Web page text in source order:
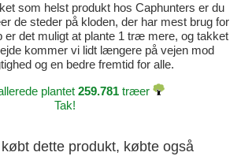
som helst produkt hos Caphunters er du
de steder på kloden, der har mest brug for
det muligt at plante 1 træ mere, og takket
kommer vi lidt længere på vejen mod
og en bedre fremtid for alle.
plantet 259.781 træer
Tak!
dette produkt, købte også